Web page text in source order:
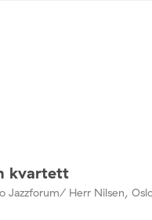
kvartett
Jazzforum/ Herr Nilsen,